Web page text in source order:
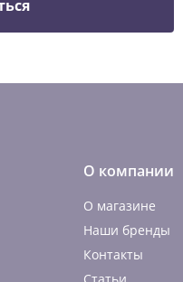
О компании
О магазине
Наши бренды
Контакты